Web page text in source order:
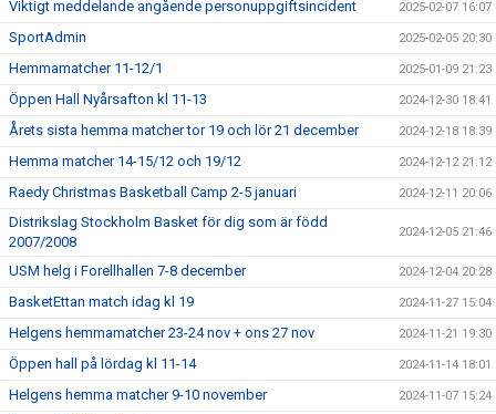
Viktigt meddelande angående personuppgiftsincident 2025-02-07 16:07
SportAdmin 2025-02-05 20:30
Hemmamatcher 11-12/1 2025-01-09 21:23
Öppen Hall Nyårsafton kl 11-13 2024-12-30 18:41
Årets sista hemma matcher tor 19 och lör 21 december 2024-12-18 18:39
Hemma matcher 14-15/12 och 19/12 2024-12-12 21:12
Raedy Christmas Basketball Camp 2-5 januari 2024-12-11 20:06
Distrikslag Stockholm Basket för dig som är född
2007/2008
2024-12-05 21:46
USM helg i Forellhallen 7-8 december 2024-12-04 20:28
BasketEttan match idag kl 19 2024-11-27 15:04
Helgens hemmamatcher 23-24 nov + ons 27 nov 2024-11-21 19:30
Öppen hall på lördag kl 11-14 2024-11-14 18:01
Helgens hemma matcher 9-10 november 2024-11-07 15:24